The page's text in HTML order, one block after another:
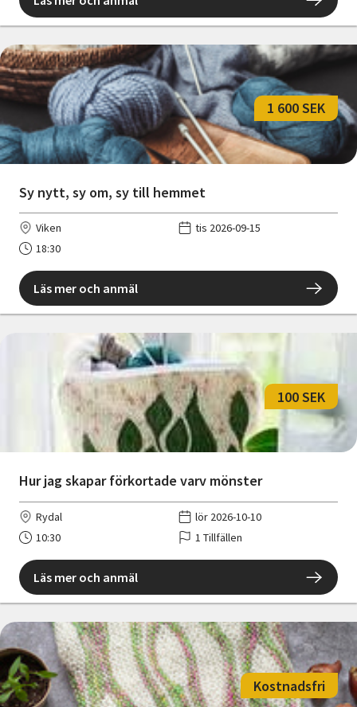
Sy nytt, sy om, sy till hemmet
1 600 SEK
Viken
tis 2026-09-15
18:30
Läs mer och anmäl
Hur jag skapar förkortade varv mönster
100 SEK
Rydal
lör 2026-10-10
10:30
1 Tillfällen
Läs mer och anmäl
Kostnadsfri